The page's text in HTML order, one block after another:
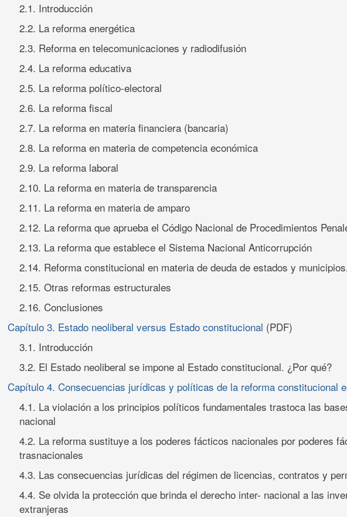
2.1. Introducción
2.2. La reforma energética
2.3. Reforma en telecomunicaciones y radiodifusión
2.4. La reforma educativa
2.5. La reforma político-electoral
2.6. La reforma fiscal
2.7. La reforma en materia financiera (bancaria)
2.8. La reforma en materia de competencia económica
2.9. La reforma laboral
2.10. La reforma en materia de transparencia
2.11. La reforma en materia de amparo
2.12. La reforma que aprueba el Código Nacional de Procedimientos
2.13. La reforma que establece el Sistema Nacional Anticorrupción
2.14. Reforma constitucional en materia de deuda de estados y
2.15. Otras reformas estructurales
2.16. Conclusiones
Capítulo 3. Estado neoliberal versus Estado constitucional (PDF)
3.1. Introducción
3.2. El Estado neoliberal se impone al Estado constitucional. ¿Por qué?
Capítulo 4. Consecuencias jurídicas y políticas de la reforma constitucional
4.1. La violación a los principios políticos fundamentales trastoca las
nacional
4.2. La reforma sustituye a los poderes fácticos nacionales por poderes
trasnacionales
4.3. Las consecuencias jurídicas del régimen de licencias, contratos y
4.4. Se olvida la protección que brinda el derecho inter- nacional a las
extranjeras